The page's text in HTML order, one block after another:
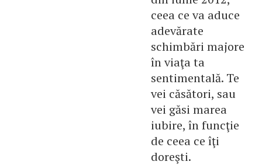
ceea ce va aduce
adevărate
schimbări majore
în viaţa ta
sentimentală. Te
vei căsători, sau
vei găsi marea
iubire, în funcţie
de ceea ce îţi
doreşti.